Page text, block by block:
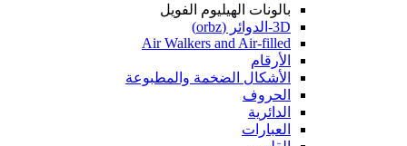
بالونات الهيليوم الفويل
3D-الدوائر (orbz)
Air Walkers and Air-filled
الأرقام
الأشكال الضخمة والمطبوعة
الحروف
الدائرية
العبارات